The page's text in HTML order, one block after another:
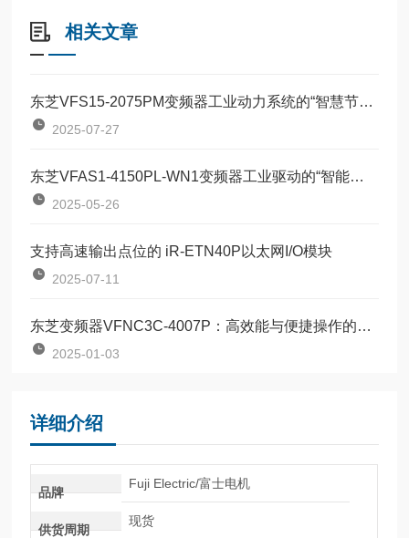
相关文章
东芝VFS15-2075PM变频器工业动力系统的“智慧节能引擎”
2025-07-27
东芝VFAS1-4150PL-WN1变频器工业驱动的“智能节拍器”
2025-05-26
支持高速输出点位的 iR-ETN40P以太网I/O模块
2025-07-11
东芝变频器VFNC3C-4007P：高效能与便捷操作的结合
2025-01-03
详细介绍
品牌
Fuji Electric/富士电机
供货周期
现货